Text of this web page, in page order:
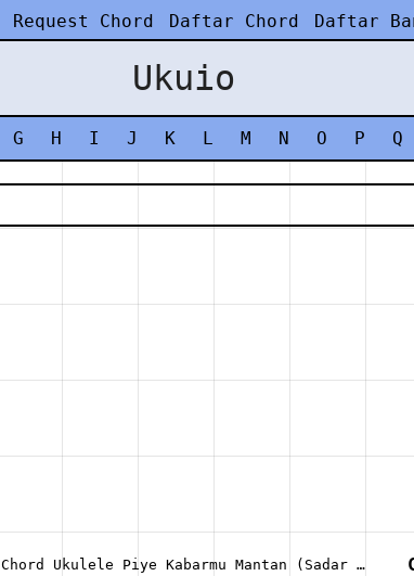
Request Chord Daftar Chord Daftar
Ukuio
G H I J K L M N O P Q
Chord Ukulele Piye Kabarmu Mantan (Sadar Rai Wae) - Happy Asmara